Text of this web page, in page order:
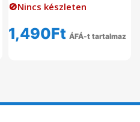
🚫Nincs készleten
1,490Ft ÁFÁ-t tartalmaz